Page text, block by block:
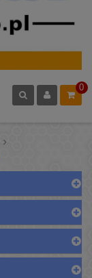
0
>